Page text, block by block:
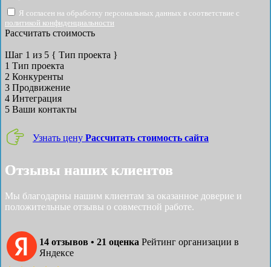
Я согласен на обработку персональных данных в соответствие с
политикой конфиденциальности
Рассчитать стоимость
Шаг 1 из 5 { Тип проекта }
1 Тип проекта
2 Конкуренты
3 Продвижение
4 Интеграция
5 Ваши контакты
Узнать цену Рассчитать стоимость сайта
Отзывы наших клиентов
Мы благодарны нашим клиентам за оказанное доверие и
положительные отзывы о совместной работе.
14 отзывов • 21 оценка Рейтинг организации в
Яндексе